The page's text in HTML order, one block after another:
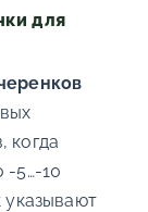
для
когда
-5…-10
указывают